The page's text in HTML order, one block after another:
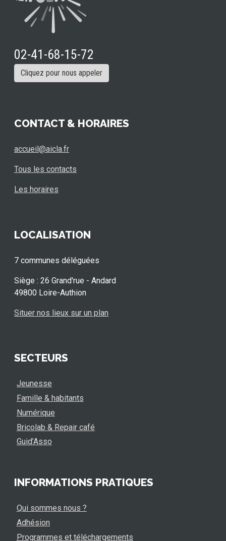
02-41-68-15-72
Cliquez pour nous appeler
CONTACT & HORAIRES
accueil@aicla.fr
Tous les contacts
Les horaires
LOCALISATION
7 communes déléguées
Siège : 26 Grand'rue - Andard
49800 Loire-Authion
Situer nos lieux sur un plan
SECTEURS
Jeunesse
Famille & habitants
Numérique
Bricolab & Repair café
Guid’Asso
INFORMATIONS PRATIQUES
Qui sommes nous ?
Adhésion
Programmes et téléchargements